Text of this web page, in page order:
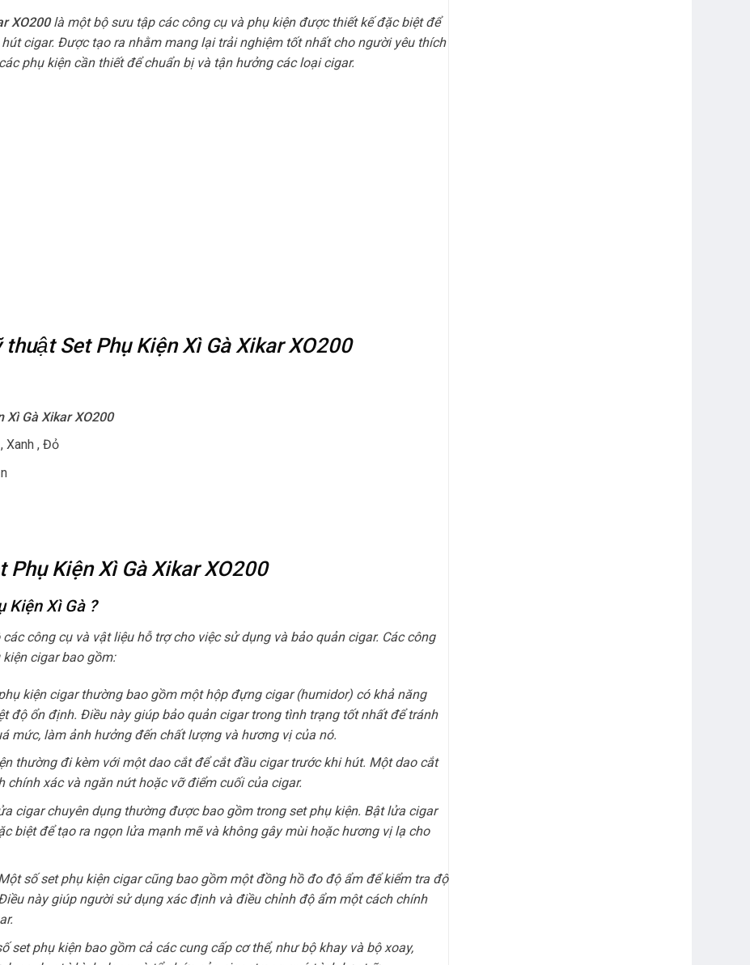
XO200là một bộ sưu tập các công cụ và phụ kiện được thiết kế đặc biệt để
cigar. Được tạo ra nhằm mang lại trải nghiệm tốt nhất cho người yêu thích
phụ kiện cần thiết để chuẩn bị và tận hưởng các loại cigar.
Set Phụ Kiện Xì Gà Xikar XO200
Xì Gà Xikar XO200
Xanh , Đỏ
Phụ Kiện Xì Gà Xikar XO200
Kiện Xì Gà ?
công cụ và vật liệu hỗ trợ cho việc sử dụng và bảo quản cigar. Các công
cigar bao gồm:
kiện cigar thường bao gồm một hộp đựng cigar (humidor) có khả năng
độ ổn định. Điều này giúp bảo quản cigar trong tình trạng tốt nhất để tránh
mức, làm ảnh hưởng đến chất lượng và hương vị của nó.
thường đi kèm với một dao cắt để cắt đầu cigar trước khi hút. Một dao cắt
chính xác và ngăn nứt hoặc vỡ điểm cuối của cigar.
cigar chuyên dụng thường được bao gồm trong set phụ kiện. Bật lửa cigar
biệt để tạo ra ngọn lửa mạnh mẽ và không gây mùi hoặc hương vị lạ cho
số set phụ kiện cigar cũng bao gồm một đồng hồ đo độ ẩm để kiểm tra độ
này giúp người sử dụng xác định và điều chỉnh độ ẩm một cách chính
set phụ kiện bao gồm cả các cung cấp cơ thể, như bộ khay và bộ xoay,